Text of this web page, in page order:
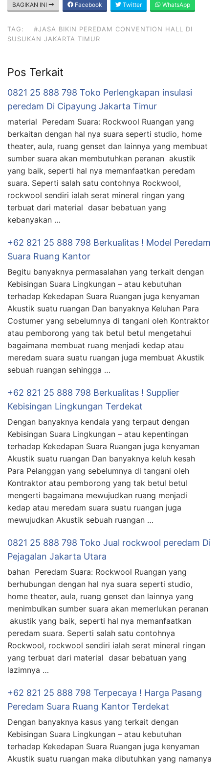
BAGIKAN INI Facebook Twitter WhatsApp
TAG:
#JASA BIKIN PEREDAM CONVENTION HALL DI
SUSUKAN JAKARTA TIMUR
Pos Terkait
0821 25 888 798 Toko Perlengkapan insulasi
peredam Di Cipayung Jakarta Timur
material Peredam Suara: Rockwool Ruangan yang
berkaitan dengan hal nya suara seperti studio, home
theater, aula, ruang genset dan lainnya yang membuat
sumber suara akan membutuhkan peranan akustik
yang baik, seperti hal nya memanfaatkan peredam
suara. Seperti salah satu contohnya Rockwool,
rockwool sendiri ialah serat mineral ringan yang
terbuat dari material dasar bebatuan yang
kebanyakan …
+62 821 25 888 798 Berkualitas ! Model Peredam
Suara Ruang Kantor
Begitu banyaknya permasalahan yang terkait dengan
Kebisingan Suara Lingkungan – atau kebutuhan
terhadap Kekedapan Suara Ruangan juga kenyaman
Akustik suatu ruangan Dan banyaknya Keluhan Para
Costumer yang sebelumnya di tangani oleh Kontraktor
atau pemborong yang tak betul betul mengetahui
bagaimana membuat ruang menjadi kedap atau
meredam suara suatu ruangan juga membuat Akustik
sebuah ruangan sehingga …
+62 821 25 888 798 Berkualitas ! Supplier
Kebisingan Lingkungan Terdekat
Dengan banyaknya kendala yang terpaut dengan
Kebisingan Suara Lingkungan – atau kepentingan
terhadap Kekedapan Suara Ruangan juga kenyaman
Akustik suatu ruangan Dan banyaknya keluh kesah
Para Pelanggan yang sebelumnya di tangani oleh
Kontraktor atau pemborong yang tak betul betul
mengerti bagaimana mewujudkan ruang menjadi
kedap atau meredam suara suatu ruangan juga
mewujudkan Akustik sebuah ruangan …
0821 25 888 798 Toko Jual rockwool peredam Di
Pejagalan Jakarta Utara
bahan Peredam Suara: Rockwool Ruangan yang
berhubungan dengan hal nya suara seperti studio,
home theater, aula, ruang genset dan lainnya yang
menimbulkan sumber suara akan memerlukan peranan
akustik yang baik, seperti hal nya memanfaatkan
peredam suara. Seperti salah satu contohnya
Rockwool, rockwool sendiri ialah serat mineral ringan
yang terbuat dari material dasar bebatuan yang
lazimnya …
+62 821 25 888 798 Terpecaya ! Harga Pasang
Peredam Suara Ruang Kantor Terdekat
Dengan banyaknya kasus yang terkait dengan
Kebisingan Suara Lingkungan – atau kebutuhan
terhadap Kekedapan Suara Ruangan juga kenyaman
Akustik suatu ruangan maka dibutuhkan yang namanya